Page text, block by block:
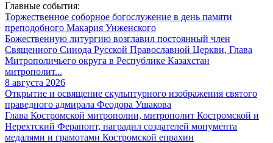
Главные события:
Торжественное соборное богослужение в день памяти
преподобного Макария Унженского
Божественную литургию возглавил постоянный член
Священного Синода Русской Православной Церкви, Глава
Митрополичьего округа в Республике Казахстан
митрополит...
8 августа 2026
Открытие и освящение скульптурного изображения святого
праведного адмирала Феодора Ушакова
Глава Костромской митрополии, митрополит Костромской и
Нерехтский Ферапонт, наградил создателей монумента
медалями и грамотами Костромской епрахии